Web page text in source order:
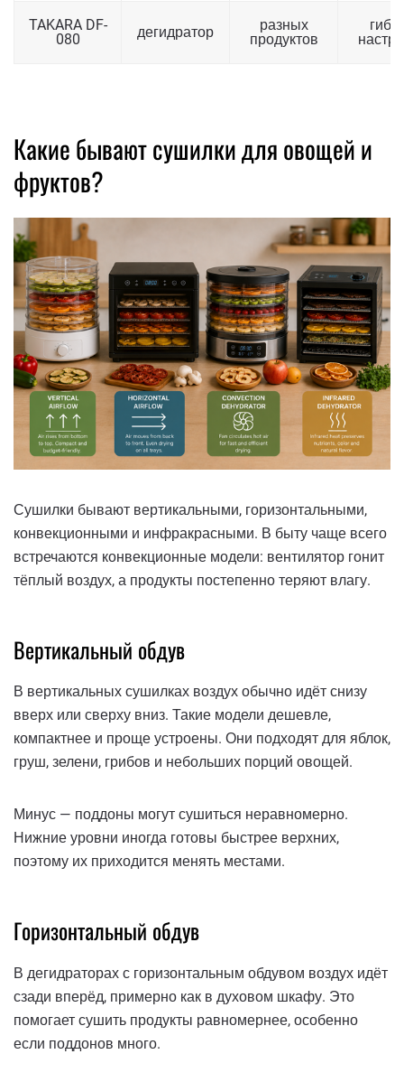
TAKARA DF-
080
дегидратор
разных
продуктов
Какие бывают сушилки для овощей и
фруктов?
Сушилки бывают вертикальными, горизонтальными,
конвекционными и инфракрасными. В быту чаще всего
встречаются конвекционные модели: вентилятор гонит
тёплый воздух, а продукты постепенно теряют влагу.
Вертикальный обдув
В вертикальных сушилках воздух обычно идёт снизу
вверх или сверху вниз. Такие модели дешевле,
компактнее и проще устроены. Они подходят для яблок,
груш, зелени, грибов и небольших порций овощей.
Минус — поддоны могут сушиться неравномерно.
Нижние уровни иногда готовы быстрее верхних,
поэтому их приходится менять местами.
Горизонтальный обдув
В дегидраторах с горизонтальным обдувом воздух идёт
сзади вперёд, примерно как в духовом шкафу. Это
помогает сушить продукты равномернее, особенно
если поддонов много.